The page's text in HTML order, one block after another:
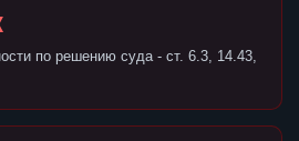
по решению суда - ст. 6.3, 14.43,